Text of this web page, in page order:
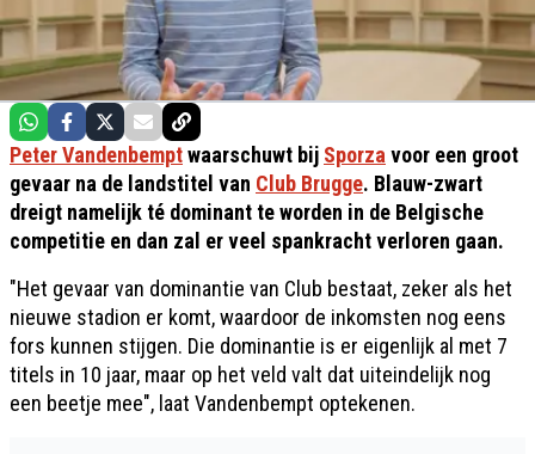
Peter Vandenbemptwaarschuwt bij Sporza voor een groot
gevaar na de landstitel van Club Brugge. Blauw-zwart
dreigt namelijk té dominant te worden in de Belgische
competitie en dan zal er veel spankracht verloren gaan.
"Het gevaar van dominantie van Club bestaat, zeker als het
nieuwe stadion er komt, waardoor de inkomsten nog eens
fors kunnen stijgen. Die dominantie is er eigenlijk al met 7
titels in 10 jaar, maar op het veld valt dat uiteindelijk nog
een beetje mee", laat Vandenbempt optekenen.